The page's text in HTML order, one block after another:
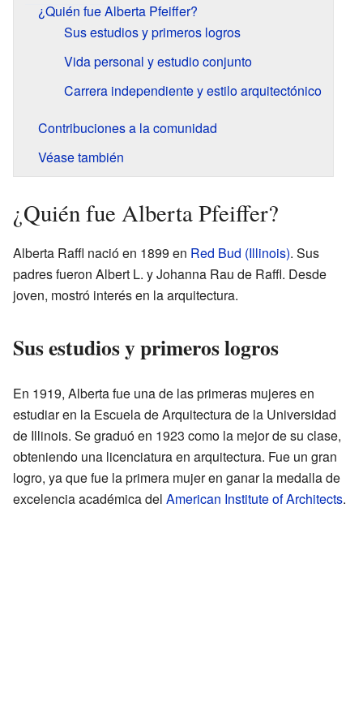
¿Quién fue Alberta Pfeiffer?
Sus estudios y primeros logros
Vida personal y estudio conjunto
Carrera independiente y estilo arquitectónico
Contribuciones a la comunidad
Véase también
¿Quién fue Alberta Pfeiffer?
Alberta Raffl nació en 1899 en Red Bud (Illinois). Sus
padres fueron Albert L. y Johanna Rau de Raffl. Desde
joven, mostró interés en la arquitectura.
Sus estudios y primeros logros
En 1919, Alberta fue una de las primeras mujeres en
estudiar en la Escuela de Arquitectura de la Universidad
de Illinois. Se graduó en 1923 como la mejor de su clase,
obteniendo una licenciatura en arquitectura. Fue un gran
logro, ya que fue la primera mujer en ganar la medalla de
excelencia académica del American Institute of Architects.